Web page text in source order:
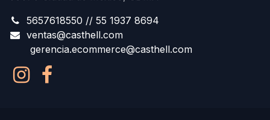
5657618550 // 55 1937 8694
ventas@casthell.com
gerencia.ecommerce@casthell.com